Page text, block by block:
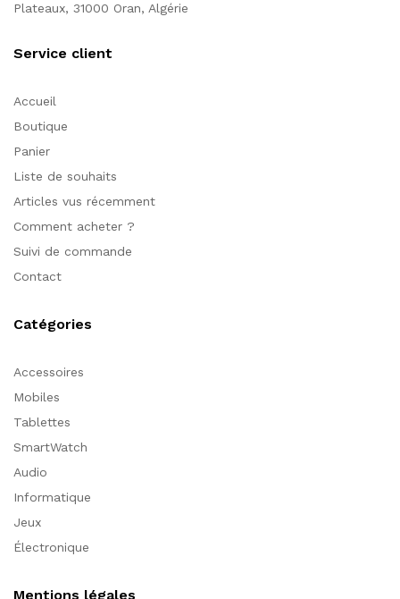
Plateaux, 31000 Oran, Algérie
Service client
Accueil
Boutique
Panier
Liste de souhaits
Articles vus récemment
Comment acheter ?
Suivi de commande
Contact
Catégories
Accessoires
Mobiles
Tablettes
SmartWatch
Audio
Informatique
Jeux
Électronique
Mentions légales